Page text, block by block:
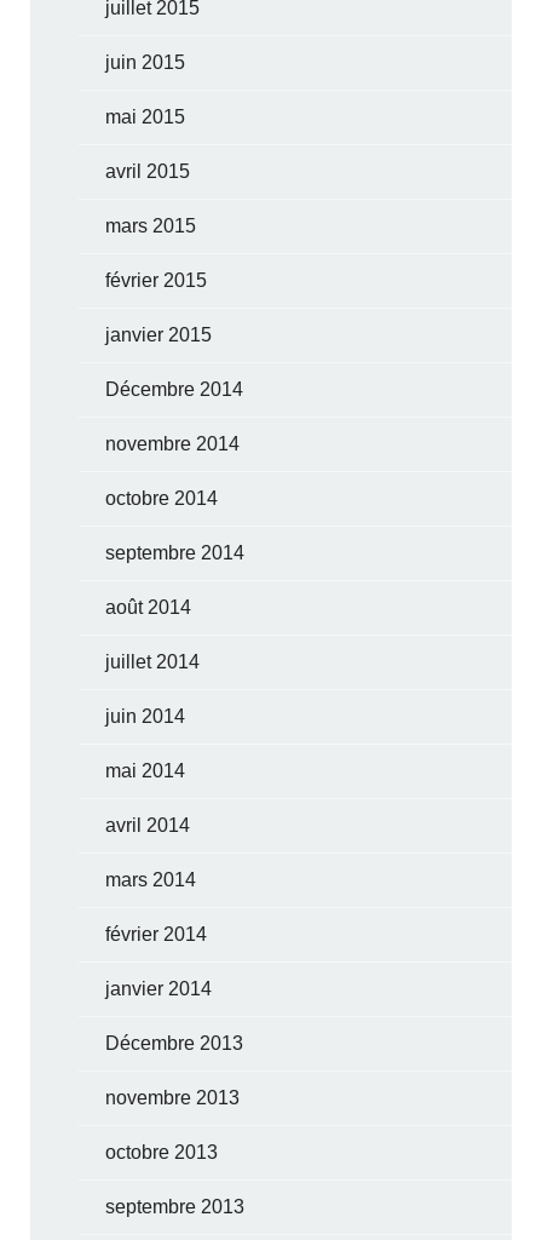
juillet 2015
juin 2015
mai 2015
avril 2015
mars 2015
février 2015
janvier 2015
Décembre 2014
novembre 2014
octobre 2014
septembre 2014
août 2014
juillet 2014
juin 2014
mai 2014
avril 2014
mars 2014
février 2014
janvier 2014
Décembre 2013
novembre 2013
octobre 2013
septembre 2013